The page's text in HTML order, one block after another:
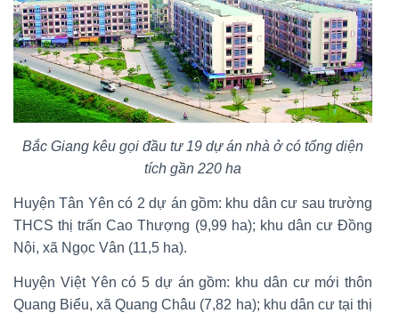
Bắc Giang kêu gọi đầu tư 19 dự án nhà ở có tổng diện
tích gần 220 ha
Huyện Tân Yên có 2 dự án gồm: khu dân cư sau trường
THCS thị trấn Cao Thượng (9,99 ha); khu dân cư Đồng
Nội, xã Ngọc Vân (11,5 ha).
Huyện Việt Yên có 5 dự án gồm: khu dân cư mới thôn
Quang Biểu, xã Quang Châu (7,82 ha); khu dân cư tại thị